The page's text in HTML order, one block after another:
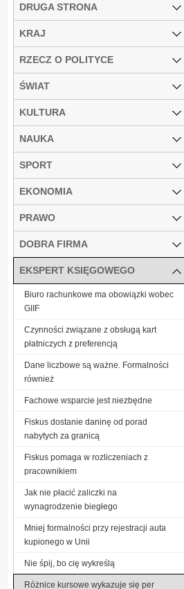
DRUGA STRONA
KRAJ
RZECZ O POLITYCE
ŚWIAT
KULTURA
NAUKA
SPORT
EKONOMIA
PRAWO
DOBRA FIRMA
EKSPERT KSIĘGOWEGO
Biuro rachunkowe ma obowiązki wobec
GIIF
Czynności związane z obsługą kart
płatniczych z preferencją
Dane liczbowe są ważne. Formalności
również
Fachowe wsparcie jest niezbędne
Fiskus dostanie daninę od porad
nabytych za granicą
Fiskus pomaga w rozliczeniach z
pracownikiem
Jak nie płacić zaliczki na
wynagrodzenie biegłego
Mniej formalności przy rejestracji auta
kupionego w Unii
Nie śpij, bo cię wykreślą
Różnice kursowe wykazuje się per